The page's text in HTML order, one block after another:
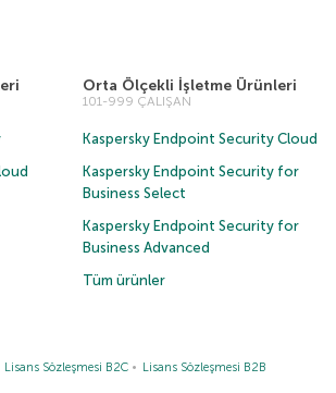
Orta Ölçekli İşletme Ürünleri
101-999 ÇALIŞAN
Kaspersky Endpoint Security Cloud
Kaspersky Endpoint Security for
Business Select
Kaspersky Endpoint Security for
Business Advanced
Tüm ürünler
Lisans Sözleşmesi B2C
Lisans Sözleşmesi B2B